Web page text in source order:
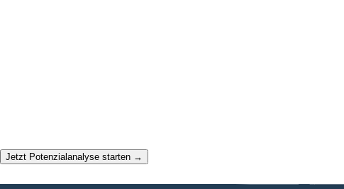
Jetzt Potenzialanalyse starten →